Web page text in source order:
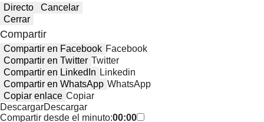
Directo
Cancelar
Cerrar
Compartir
Compartir en Facebook Facebook
Compartir en Twitter Twitter
Compartir en LinkedIn Linkedin
Compartir en WhatsApp WhatsApp
Copiar enlace Copiar
DescargarDescargar
Compartir desde el minuto:00:00